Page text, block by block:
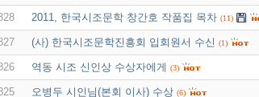
2011, 한국시조문학 창간호 작품집 목차 (11)
(사) 한국시조문학진흥회 입회원서 수신 (1)
역동 시조 신인상 수상자에게 (3)
오병두 시인님(본회 이사) 수상 (6)